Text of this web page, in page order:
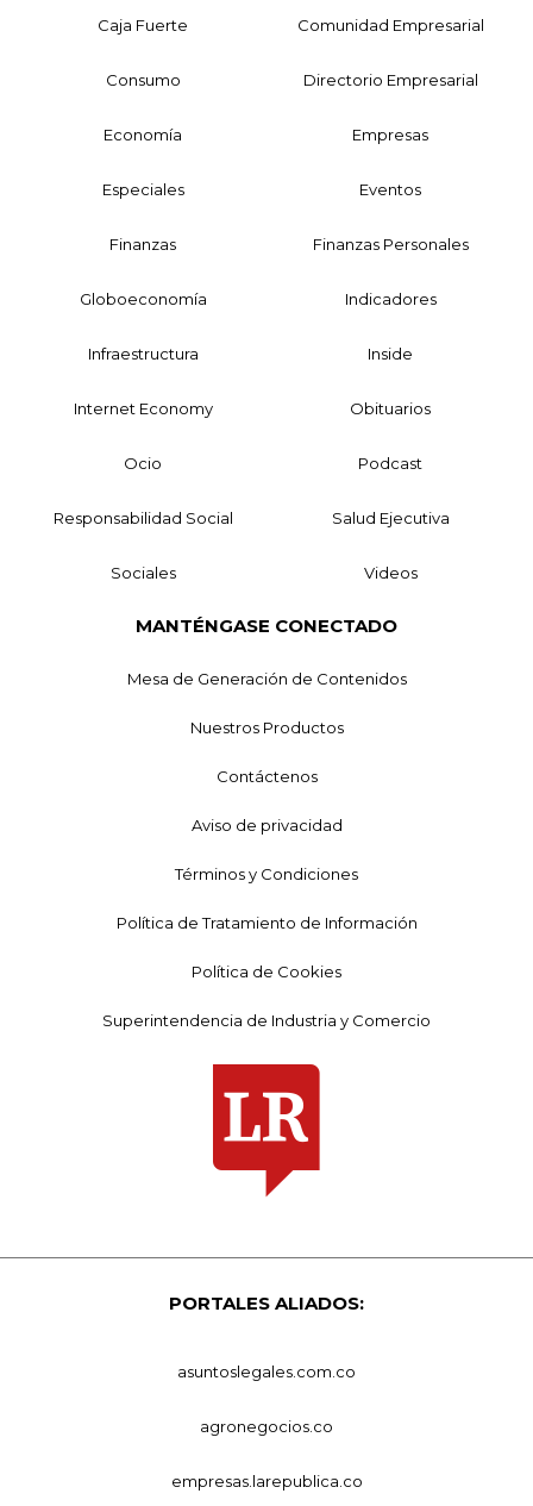
Caja Fuerte Comunidad Empresarial
Consumo Directorio Empresarial
Economía Empresas
Especiales Eventos
Finanzas Finanzas Personales
Globoeconomía Indicadores
Infraestructura Inside
Internet Economy Obituarios
Ocio Podcast
Responsabilidad Social Salud Ejecutiva
Sociales Videos
MANTÉNGASE CONECTADO
Mesa de Generación de Contenidos
Nuestros Productos
Contáctenos
Aviso de privacidad
Términos y Condiciones
Política de Tratamiento de Información
Política de Cookies
Superintendencia de Industria y Comercio
PORTALES ALIADOS:
asuntoslegales.com.co
agronegocios.co
empresas.larepublica.co